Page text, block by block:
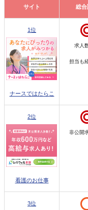
サイト 総合
1位
ナースではたらこ
求人
担当も
2位
看護のお仕事
非公開
3位